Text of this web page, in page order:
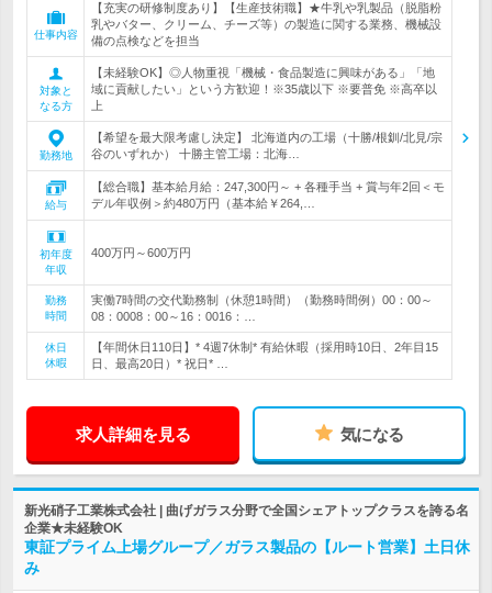
仕事内容
【充実の研修制度あり】【生産技術職】★牛乳や乳製品（脱脂粉
乳やバター、クリーム、チーズ等）の製造に関する業務、機械設
備の点検などを担当
対象と
なる方
【未経験OK】◎人物重視「機械・食品製造に興味がある」「地
域に貢献したい」という方歓迎！※35歳以下 ※要普免 ※高卒以
上
勤務地
【希望を最大限考慮し決定】 北海道内の工場（十勝/根釧/北見/宗
谷のいずれか） 十勝主管工場：北海…
給与
【総合職】基本給月給：247,300円～ + 各種手当 + 賞与年2回＜モ
デル年収例＞約480万円（基本給￥264,…
初年度
年収
400万円～600万円
勤務
時間
実働7時間の交代勤務制（休憩1時間）（勤務時間例）00：00～
08：0008：00～16：0016：…
休日
休暇
【年間休日110日】* 4週7休制* 有給休暇（採用時10日、2年目15
日、最高20日）* 祝日* …
求人詳細を見る 気になる
新光硝子工業株式会社 | 曲げガラス分野で全国シェアトップクラスを誇る名
企業★未経験OK
東証プライム上場グループ／ガラス製品の【ルート営業】土日休
み